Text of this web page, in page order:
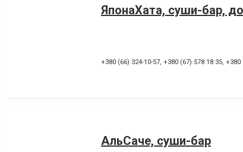
ЯпонаХата, суши-бар,
+380 (66) 324-10-57, +380 (67) 578 18 35, +380
АльСаче, суши-бар